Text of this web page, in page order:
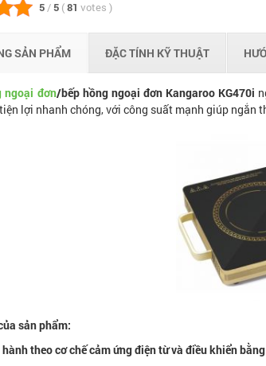
5 / 5 ( 81 votes )
SẢN PHẨM ĐẶC TÍNH KỸ THUẬT
ngoại đơn/bếp hồng ngoại đơn Kangaroo KG470i
lợi nhanh chóng, với công suất mạnh giúp ngắn
sản phẩm:
hành theo cơ chế cảm ứng điện từ và điều khiển